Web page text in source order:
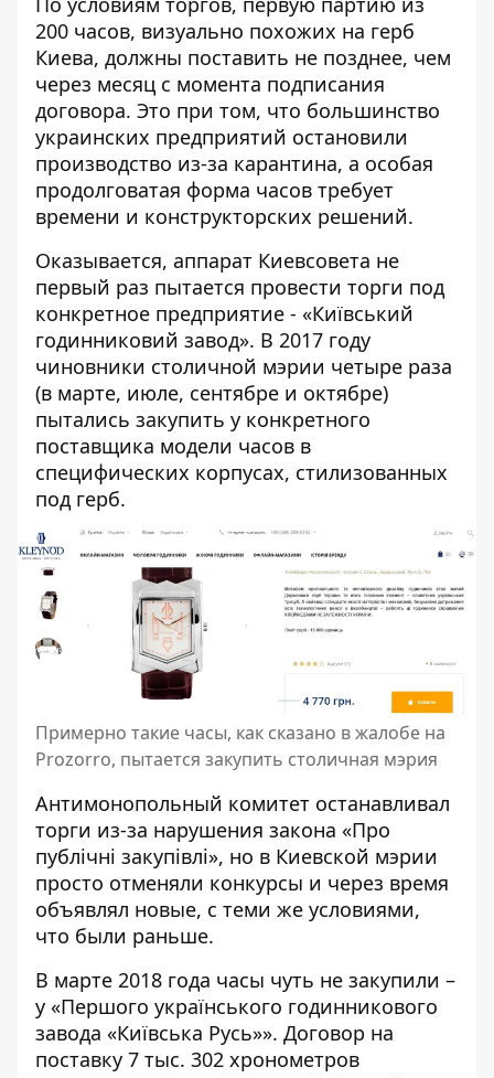
200 часов, визуально похожих на герб
Киева, должны поставить не позднее, чем
через месяц с момента подписания
договора. Это при том, что большинство
украинских предприятий остановили
производство из-за карантина, а особая
продолговатая форма часов требует
времени и конструкторских решений.
Оказывается, аппарат Киевсовета не
первый раз пытается провести торги под
конкретное предприятие - «Київський
годинниковий завод». В 2017 году
чиновники столичной мэрии четыре раза
(в марте, июле, сентябре и октябре)
пытались закупить у конкретного
поставщика модели часов в
специфических корпусах, стилизованных
под герб.
Примерно такие часы, как сказано в жалобе на
Prozorro, пытается закупить столичная мэрия
Антимонопольный комитет останавливал
торги из-за нарушения закона «Про
публічні закупівлі», но в Киевской мэрии
просто отменяли конкурсы и через время
объявлял новые, с теми же условиями,
что были раньше.
В марте 2018 года часы чуть не закупили –
у «Першого українського годинникового
завода «Київська Русь»». Договор на
поставку 7 тыс. 302 хронометров